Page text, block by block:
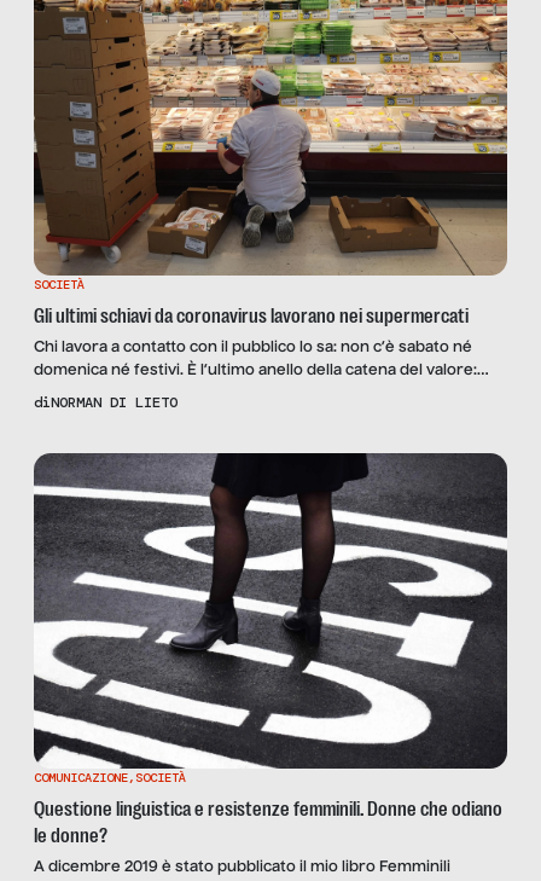
SOCIETÀ
Gli ultimi schiavi da coronavirus lavorano nei supermercati
Chi lavora a contatto con il pubblico lo sa: non c’è sabato né
domenica né festivi. È l’ultimo anello della catena del valore:
prima c’è l’ideazione del prodotto, la messa a punto, la
degli […]
diNORMAN DI LIETO
COMUNICAZIONE, SOCIETÀ
Questione linguistica e resistenze femminili. Donne che odiano
le donne?
A dicembre 2019 è stato pubblicato il mio libro Femminili